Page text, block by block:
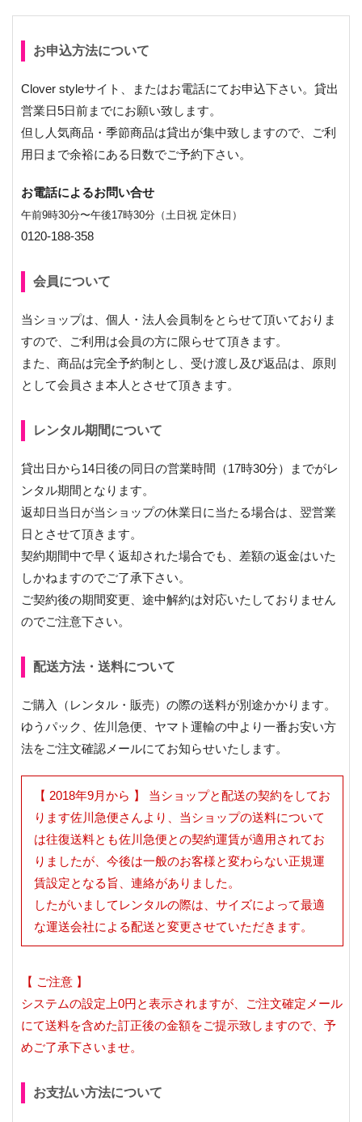
お申込方法について
Clover styleサイト、またはお電話にてお申込下さい。貸出
営業日5日前までにお願い致します。
但し人気商品・季節商品は貸出が集中致しますので、ご利
用日まで余裕にある日数でご予約下さい。
お電話によるお問い合せ
午前9時30分〜午後17時30分（土日祝 定休日）
0120-188-358
会員について
当ショップは、個人・法人会員制をとらせて頂いておりま
すので、ご利用は会員の方に限らせて頂きます。
また、商品は完全予約制とし、受け渡し及び返品は、原則
として会員さま本人とさせて頂きます。
レンタル期間について
貸出日から14日後の同日の営業時間（17時30分）までがレ
ンタル期間となります。
返却日当日が当ショップの休業日に当たる場合は、翌営業
日とさせて頂きます。
契約期間中で早く返却された場合でも、差額の返金はいた
しかねますのでご了承下さい。
ご契約後の期間変更、途中解約は対応いたしておりません
のでご注意下さい。
配送方法・送料について
ご購入（レンタル・販売）の際の送料が別途かかります。
ゆうパック、佐川急便、ヤマト運輸の中より一番お安い方
法をご注文確認メールにてお知らせいたします。
【 2018年9月から 】 当ショップと配送の契約をしてお
ります佐川急便さんより、当ショップの送料について
は往復送料とも佐川急便との契約運賃が適用されてお
りましたが、今後は一般のお客様と変わらない正規運
賃設定となる旨、連絡がありました。
したがいましてレンタルの際は、サイズによって最適
な運送会社による配送と変更させていただきます。
【 ご注意 】
システムの設定上0円と表示されますが、ご注文確定メール
にて送料を含めた訂正後の金額をご提示致しますので、予
めご了承下さいませ。
お支払い方法について